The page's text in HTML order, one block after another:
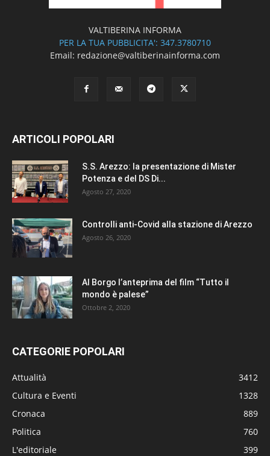
VALTIBERINA INFORMA
PER LA TUA PUBBLICITA': 347.3780710
Email: redazione@valtiberinainforma.com
ARTICOLI POPOLARI
S.S. Arezzo: la presentazione di Mister
Potenza e del DS Di...
Agosto 27, 2020
Controlli anti-Covid alla stazione di Arezzo
Agosto 26, 2020
Al Borgo l’anteprima del film “Tutto il
mondo è palese”
Ottobre 2, 2020
CATEGORIE POPOLARI
Attualità
3412
Cultura e Eventi
1328
Cronaca
889
Politica
760
L'editoriale
399